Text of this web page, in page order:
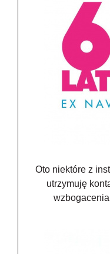
Oto niektóre z
utrzymuję